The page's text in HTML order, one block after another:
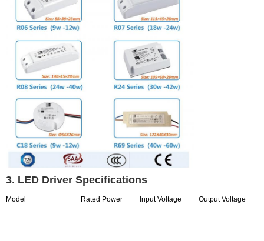
3. LED Driver Specifications
Model Rated Power Input Voltage Output Voltage